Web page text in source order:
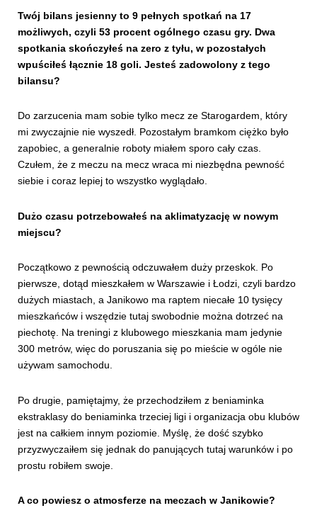
Twój bilans jesienny to 9 pełnych spotkań na 17
możliwych, czyli 53 procent ogólnego czasu gry. Dwa
spotkania skończyłeś na zero z tyłu, w pozostałych
wpuściłeś łącznie 18 goli. Jesteś zadowolony z tego
bilansu?
Do zarzucenia mam sobie tylko mecz ze Starogardem, który
mi zwyczajnie nie wyszedł. Pozostałym bramkom ciężko było
zapobiec, a generalnie roboty miałem sporo cały czas.
Czułem, że z meczu na mecz wraca mi niezbędna pewność
siebie i coraz lepiej to wszystko wyglądało.
Dużo czasu potrzebowałeś na aklimatyzację w nowym
miejscu?
Początkowo z pewnością odczuwałem duży przeskok. Po
pierwsze, dotąd mieszkałem w Warszawie i Łodzi, czyli bardzo
dużych miastach, a Janikowo ma raptem niecałe 10 tysięcy
mieszkańców i wszędzie tutaj swobodnie można dotrzeć na
piechotę. Na treningi z klubowego mieszkania mam jedynie
300 metrów, więc do poruszania się po mieście w ogóle nie
używam samochodu.
Po drugie, pamiętajmy, że przechodziłem z beniaminka
ekstraklasy do beniaminka trzeciej ligi i organizacja obu klubów
jest na całkiem innym poziomie. Myślę, że dość szybko
przyzwyczaiłem się jednak do panujących tutaj warunków i po
prostu robiłem swoje.
A co powiesz o atmosferze na meczach w Janikowie?